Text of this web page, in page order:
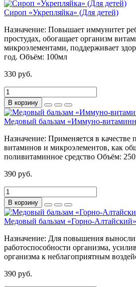
Сироп «Укрепляйка» (Для детей)
Назначение: Повышает иммунитет
простудах, обогащает организм
микроэлементами, поддерживает
год. Объём: 100мл
330 руб.
В корзину
Медовый бальзам «Иммуно-
Назначение: Применяется в качестве
витаминов и микроэлементов, как
поливитаминное средство Объём:
390 руб.
В корзину
Медовый бальзам «Горно-Алтайский»
Назначение: Для повышения
работоспособности организма,
организма к неблагоприятным
390 руб.